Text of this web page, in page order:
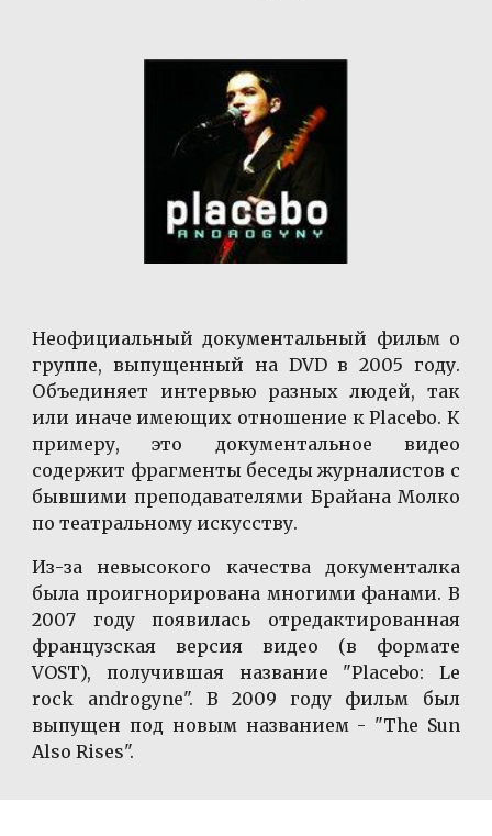
Неофициальный документальный фильм о
группе, выпущенный на DVD в 2005 году.
Объединяет интервью разных людей, так
или иначе имеющих отношение к Placebo. К
примеру, это документальное видео
содержит фрагменты беседы журналистов с
бывшими преподавателями Брайана Молко
по театральному искусству.
Из-за невысокого качества документалка
была проигнорирована многими фанами. В
2007 году появилась отредактированная
французская версия видео (в формате
VOST), получившая название "Placebo: Le
rock androgyne". В 2009 году фильм был
выпущен под новым названием - "The Sun
Also Rises".